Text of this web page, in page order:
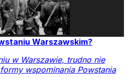
Warszawskim?
w Warszawie, trudno nie
wspominania Powstania